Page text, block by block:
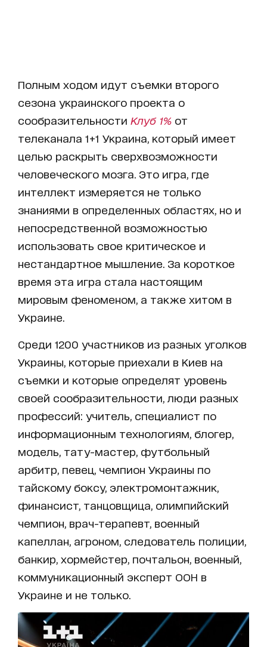
Полным ходом идут съемки второго
сезона украинского проекта о
сообразительности Клуб 1% от
телеканала 1+1 Украина, который имеет
целью раскрыть сверхвозможности
человеческого мозга. Это игра, где
интеллект измеряется не только
знаниями в определенных областях, но и
непосредственной возможностью
использовать свое критическое и
нестандартное мышление. За короткое
время эта игра стала настоящим
мировым феноменом, а также хитом в
Украине.
Среди 1200 участников из разных уголков
Украины, которые приехали в Киев на
съемки и которые определят уровень
своей сообразительности, люди разных
профессий: учитель, специалист по
информационным технологиям, блогер,
модель, тату-мастер, футбольный
арбитр, певец, чемпион Украины по
тайскому боксу, электромонтажник,
финансист, танцовщица, олимпийский
чемпион, врач-терапевт, военный
капеллан, агроном, следователь полиции,
банкир, хормейстер, почтальон, военный,
коммуникационный эксперт ООН в
Украине и не только.